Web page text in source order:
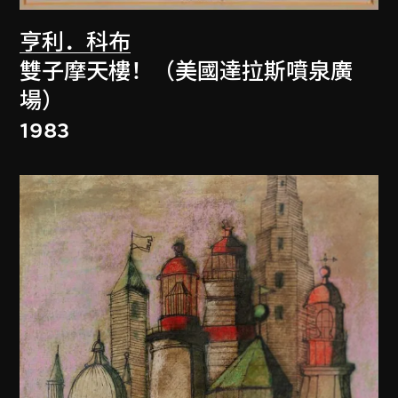
亨利．科布
雙子摩天樓！（美國達拉斯噴泉廣
場）
1983